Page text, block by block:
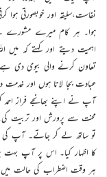
نفاست،سلیقہ اور خوبصورتی ہوا
ہوا۔ ہر کام میرے مشورے
اہمیت دیتے اور کہتے کہ میں
تعاون کرنے والی بیوی دی
عبادت بجا لاتا ہوں اور خدمت
آپ نے اپنے بھانجے فراز احمد کو
محنت سے پرورش اور تربیت کی۔
تو ساتھ لے کر جاتے۔ آپ کی
کا اظہار کیا۔ اس پر آپ
ہر وقت اضطراب کی حالت